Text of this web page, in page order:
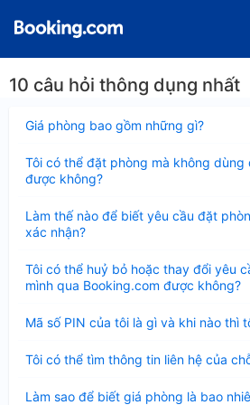
10 câu hỏi thông dụng nhất
Giá phòng bao gồm những gì?
thu
Tôi có thể đặt phòng mà không dùng
được không?
thu
gọn
Làm thế nào để biết yêu cầu đặt
xác nhận?
thu
gọn
Tôi có thể huỷ bỏ hoặc thay đổi yêu
mình qua Booking.com được không?
thu
gọn
Mã số PIN của tôi là gì và khi nào thì
thu
Tôi có thể tìm thông tin liên hệ của
thu
Làm sao để biết giá phòng là bao
thu